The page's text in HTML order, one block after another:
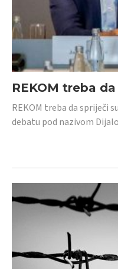
REKOM treba
REKOM treba da spriječi
debatu pod nazivom